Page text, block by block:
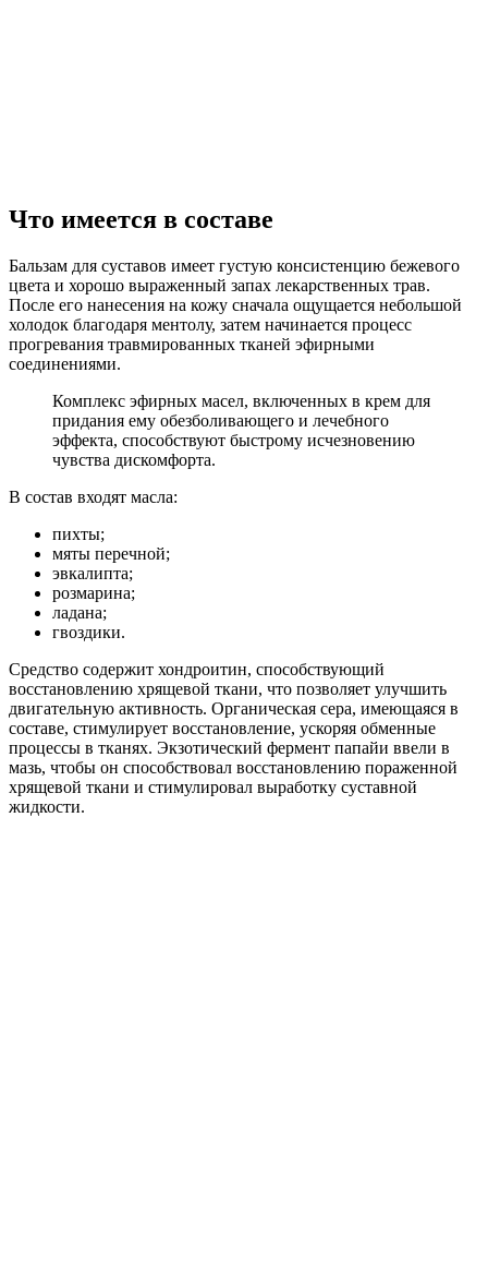
Что имеется в составе
Бальзам для суставов имеет густую консистенцию бежевого
цвета и хорошо выраженный запах лекарственных трав.
После его нанесения на кожу сначала ощущается небольшой
холодок благодаря ментолу, затем начинается процесс
прогревания травмированных тканей эфирными
соединениями.
Комплекс эфирных масел, включенных в крем для
придания ему обезболивающего и лечебного
эффекта, способствуют быстрому исчезновению
чувства дискомфорта.
В состав входят масла:
пихты;
мяты перечной;
эвкалипта;
розмарина;
ладана;
гвоздики.
Средство содержит хондроитин, способствующий
восстановлению хрящевой ткани, что позволяет улучшить
двигательную активность. Органическая сера, имеющаяся в
составе, стимулирует восстановление, ускоряя обменные
процессы в тканях. Экзотический фермент папайи ввели в
мазь, чтобы он способствовал восстановлению пораженной
хрящевой ткани и стимулировал выработку суставной
жидкости.